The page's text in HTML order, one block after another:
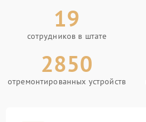
19
сотрудников в штате
2850
отремонтированных устройств